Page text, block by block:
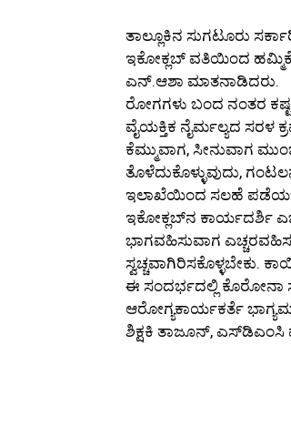
ತಾಲ್ಲೂಕಿನ ಸುಗಟೂರು
ಇಕೋಕ್ಲಬ್ ವತಿಯಿಂದ
ಎನ್.ಆಶಾ ಮಾತನಾಡಿದರು.
ರೋಗಗಳು ಬಂದ ನಂತರ
ವೈಯಕ್ತಿಕ ನೈರ್ಮಲ್ಯದ ಸರಳ
ಕೆಮ್ಮುವಾಗ, ಸೀನುವಾಗ
ತೊಳೆದುಕೊಳ್ಳುವುದು,
ಇಲಾಖೆಯಿಂದ ಸಲಹೆ
ಇಕೋಕ್ಲಬ್‌ನ ಕಾರ್ಯದರ್ಶಿ
ಭಾಗವಹಿಸುವಾಗ
ಸ್ವಚ್ಚವಾಗಿರಿಸಕೊಳ್ಳಬೇಕು.
ಈ ಸಂದರ್ಭದಲ್ಲಿ ಕೊರೋನಾ
ಆರೋಗ್ಯಕಾರ್ಯಕರ್ತೆ
ಶಿಕ್ಷಕಿ ತಾಜೂನ್, ಎಸ್‌ಡಿಎಂಸಿ